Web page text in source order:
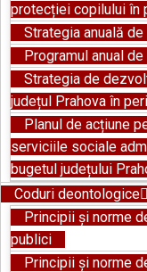
protecției copilului în
Strategia anuală
Programul anual
Strategia de
județul Prahova în
Planul de acțiune
serviciile sociale
bugetul județului
Coduri deontologice
Principii și norme
publici
Principii și norme